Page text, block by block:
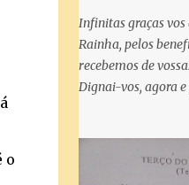
o
Infinitas graças vos
Rainha, pelos
recebemos de
Dignai-vos, agora
Salve Rainha:
misericórdia, vida,